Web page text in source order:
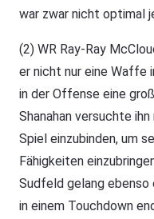
war zwar nicht optimal
(2) WR Ray-Ray
er nicht nur eine Waffe
in der Offense eine
Shanahan versuchte
Spiel einzubinden, um
Fähigkeiten
Sudfeld gelang
in einem Touchdown